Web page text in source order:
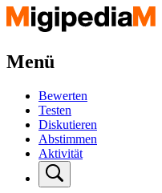
Menü
Bewerten
Testen
Diskutieren
Abstimmen
Aktivität